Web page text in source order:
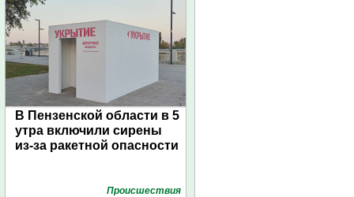
В Пензенской области в 5
утра включили сирены
из-за ракетной опасности
Проиcшествия